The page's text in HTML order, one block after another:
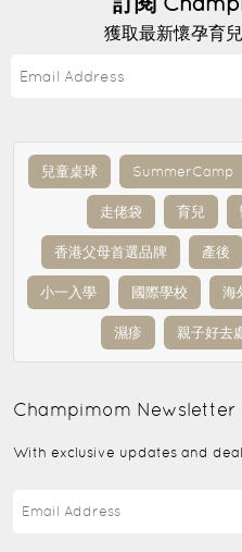
獲取最新懷孕育
兒童桌球 SummerCamp
走佬袋 育兒
香港父母首選品牌 產後
小一入學 國際學校 海
濕疹 親子好去
Champimom Newsletter
With exclusive updates and